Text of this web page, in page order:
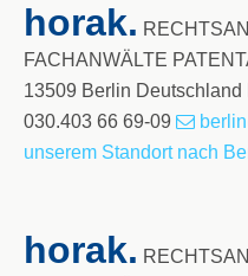
horak.
FACHANWÄLTE
13509 Berlin
030.403 66 69-09
unserem Standort nach
horak.